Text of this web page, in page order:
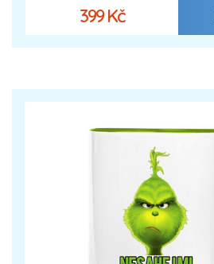
399 Kč